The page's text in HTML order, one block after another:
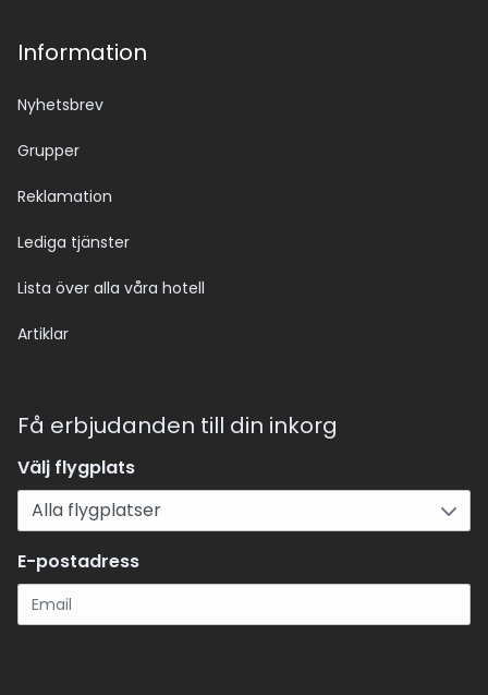
Information
Nyhetsbrev
Grupper
Reklamation
Lediga tjänster
Lista över alla våra hotell
Artiklar
Få erbjudanden till din inkorg
Välj flygplats
E-postadress